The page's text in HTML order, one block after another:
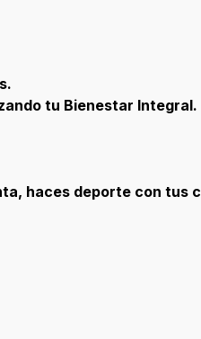
tu Bienestar Integral.
haces deporte con